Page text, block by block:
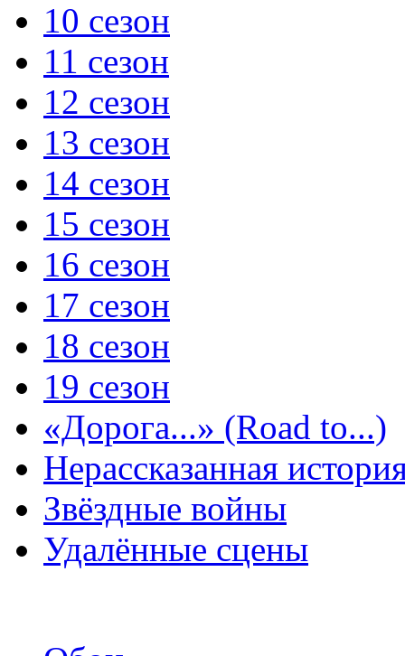
10 сезон
11 сезон
12 сезон
13 сезон
14 сезон
15 сезон
16 сезон
17 сезон
18 сезон
19 сезон
«Дорога...» (Road to...)
Нерассказанная
Звёздные войны
Удалённые сцены